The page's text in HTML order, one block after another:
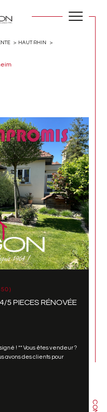
HAUT RHIN
5 PIECES RÉNOVÉE
! ** Vous êtes vendeur ?
avons des clients pour